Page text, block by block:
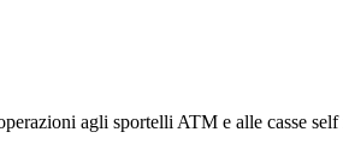
agli sportelli ATM e alle casse